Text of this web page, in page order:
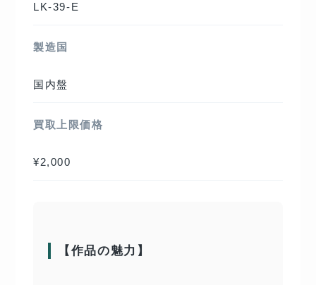
LK-39-E
製造国
国内盤
買取上限価格
¥2,000
【作品の魅力】